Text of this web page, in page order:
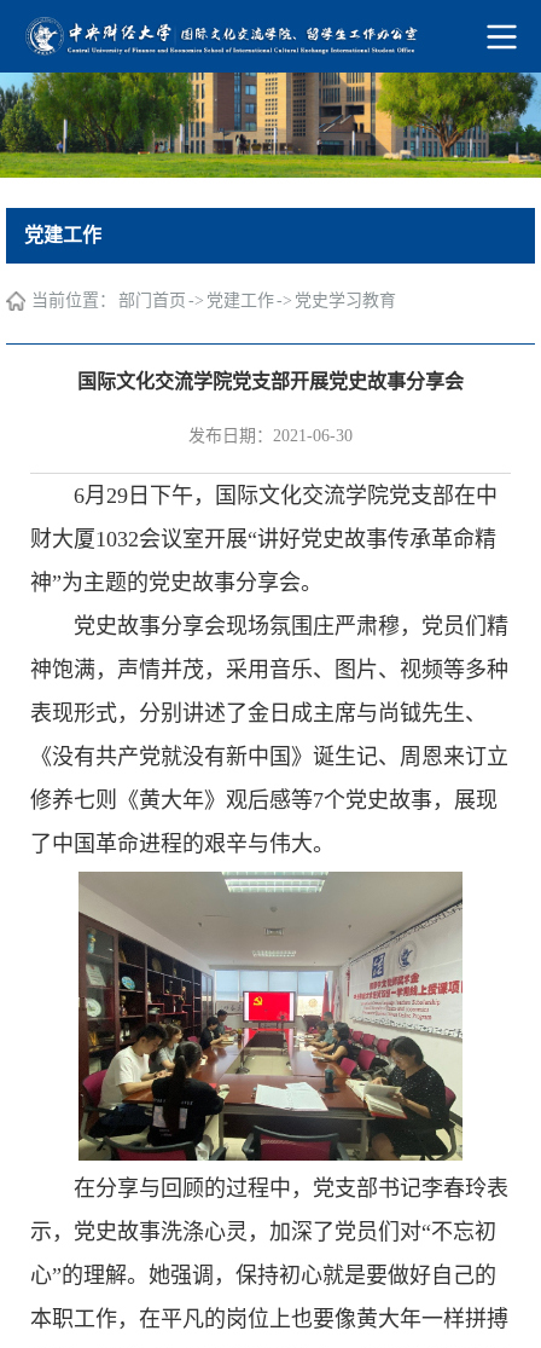
党建工作
当前位置： 部门首页 -> 党建工作-> 党史学习教育
国际文化交流学院党支部开展党史故事分享会
发布日期：2021-06-30
6月29日下午，国际文化交流学院党支部在中
财大厦1032会议室开展“讲好党史故事传承革命精
神”为主题的党史故事分享会。
党史故事分享会现场氛围庄严肃穆，党员们精
神饱满，声情并茂，采用音乐、图片、视频等多种
表现形式，分别讲述了金日成主席与尚钺先生、
《没有共产党就没有新中国》诞生记、周恩来订立
修养七则《黄大年》观后感等7个党史故事，展现
了中国革命进程的艰辛与伟大。
在分享与回顾的过程中，党支部书记李春玲表
示，党史故事洗涤心灵，加深了党员们对“不忘初
心”的理解。她强调，保持初心就是要做好自己的
本职工作，在平凡的岗位上也要像黄大年一样拼搏